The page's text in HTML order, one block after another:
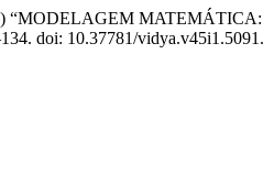
“MODELAGEM
doi: 10.37781/vidya.v45i1.5091.